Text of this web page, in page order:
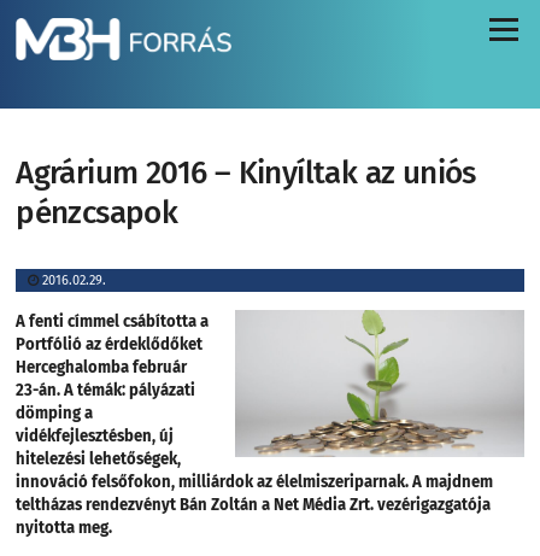
Menü
Agrárium 2016 – Kinyíltak az uniós
pénzcsapok
2016.02.29.
A fenti címmel csábította a
Portfólió az érdeklődőket
Herceghalomba február
23-án. A témák: pályázati
dömping a
vidékfejlesztésben, új
hitelezési lehetőségek,
innováció felsőfokon, milliárdok az élelmiszeriparnak. A majdnem
teltházas rendezvényt Bán Zoltán a Net Média Zrt. vezérigazgatója
nyitotta meg.